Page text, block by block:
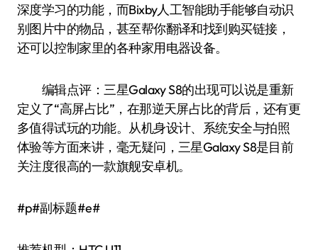
深度学习的功能，而Bixby人工智能助手能够自动识
别图片中的物品，甚至帮你翻译和找到购买链接，
还可以控制家里的各种家用电器设备。
编辑点评：三星Galaxy S8的出现可以说是重新
定义了“高屏占比”，在那逆天屏占比的背后，还有更
多值得试玩的功能。从机身设计、系统安全与拍照
体验等方面来讲，毫无疑问，三星Galaxy S8是目前
关注度很高的一款旗舰安卓机。
#p#副标题#e#